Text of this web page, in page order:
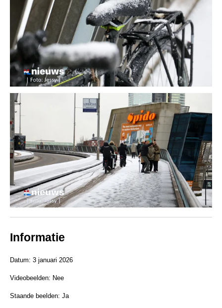
Informatie
Datum: 3 januari 2026
Videobeelden: Nee
Staande beelden: Ja